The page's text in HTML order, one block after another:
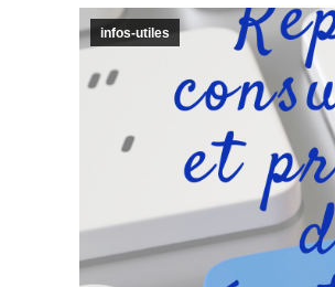
infos-utiles